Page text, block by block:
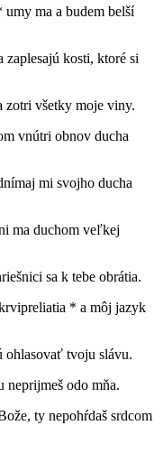
umy ma a budem belší
kosti, ktoré si
všetky moje viny.
vnútri obnov ducha
mi svojho ducha
ma duchom veľkej
sa k tebe obrátia.
* a môj jazyk
ohlasovať tvoju slávu.
neprijmeš odo mňa.
ty nepohŕdaš srdcom